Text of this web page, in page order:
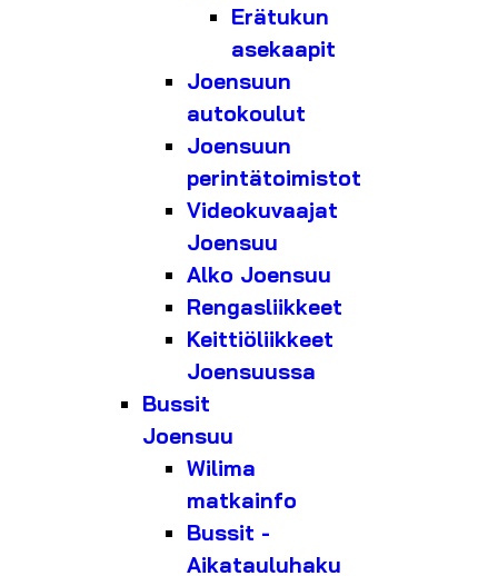
Erätukun
asekaapit
Joensuun
autokoulut
Joensuun
perintätoimistot
Videokuvaajat
Joensuu
Alko Joensuu
Rengasliikkeet
Keittiöliikkeet
Joensuussa
Bussit
Joensuu
Wilima
matkainfo
Bussit -
Aikatauluhaku